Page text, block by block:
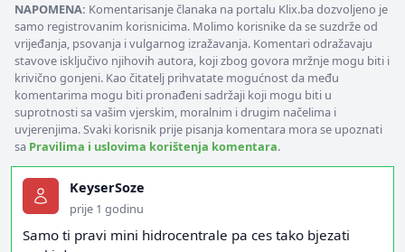
NAPOMENA: Komentarisanje članaka na portalu Klix.ba dozvoljeno je
samo registrovanim korisnicima. Molimo korisnike da se suzdrže od
vrijeđanja, psovanja i vulgarnog izražavanja. Komentari odražavaju
stavove isključivo njihovih autora, koji zbog govora mržnje mogu biti i
krivično gonjeni. Kao čitatelj prihvatate mogućnost da među
komentarima mogu biti pronađeni sadržaji koji mogu biti u
suprotnosti sa vašim vjerskim, moralnim i drugim načelima i
uvjerenjima. Svaki korisnik prije pisanja komentara mora se upoznati
sa Pravilima i uslovima korištenja komentara.
KeyserSoze
prije 1 godinu
Samo ti pravi mini hidrocentrale pa ces tako bjezati